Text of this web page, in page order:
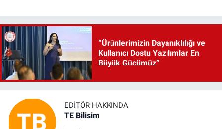
“Ürünlerimizin Dayanıklılığı ve
Kullanıcı Dostu Yazılımlar En
Büyük Gücümüz”
EDITÖR HAKKINDA
TE Bilisim